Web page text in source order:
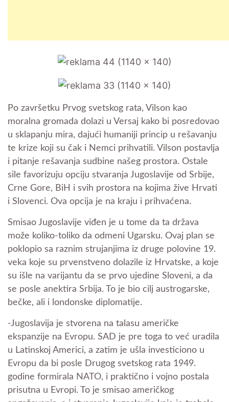
Po završetku Prvog svetskog rata, Vilson kao
moralna gromada dolazi u Versaj kako bi posredovao
u sklapanju mira, dajući humaniji princip u rešavanju
te krize koji su čak i Nemci prihvatili. Vilson postavlja
i pitanje rešavanja sudbine našeg prostora. Ostale
sile favorizuju opciju stvaranja Jugoslavije od Srbije,
Crne Gore, BiH i svih prostora na kojima žive Hrvati
i Slovenci. Ova opcija je na kraju i prihvaćena.
Smisao Jugoslavije viđen je u tome da ta država
može koliko-toliko da odmeni Ugarsku. Ovaj plan se
poklopio sa raznim strujanjima iz druge polovine 19.
veka koje su prvenstveno dolazile iz Hrvatske, a koje
su išle na varijantu da se prvo ujedine Sloveni, a da
se posle anektira Srbija. To je bio cilj austrogarske,
bečke, ali i londonske diplomatije.
-Jugoslavija je stvorena na talasu američke
ekspanzije na Evropu. SAD je pre toga to već uradila
u Latinskoj Americi, a zatim je ušla investiciono u
Evropu da bi posle Drugog svetskog rata 1949.
godine formirala NATO, i praktično i vojno postala
prisutna u Evropi. To je smisao američkog